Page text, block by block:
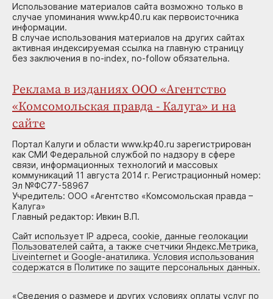
Использование материалов сайта возможно только в
случае упоминания www.kp40.ru как первоисточника
информации.
В случае использования материалов на других сайтах
активная индексируемая ссылка на главную страницу
без заключения в no-index, no-follow обязательна.
Реклама в изданиях ООО «Агентство
«Комсомольская правда - Калуга» и на
сайте
Портал Калуги и области www.kp40.ru зарегистрирован
как СМИ Федеральной службой по надзору в сфере
связи, информационных технологий и массовых
коммуникаций 11 августа 2014 г. Регистрационный номер:
Эл №ФС77-58967
Учредитель: ООО «Агентство «Комсомольская правда –
Калуга»
Главный редактор: Ивкин В.П.
Сайт использует IP адреса, cookie, данные геолокации
Пользователей сайта, а также счетчики Яндекс.Метрика,
Liveinternet и Google-анатилика. Условия использования
содержатся в Политике по защите персональных данных.
«Сведения о размере и других условиях оплаты услуг по